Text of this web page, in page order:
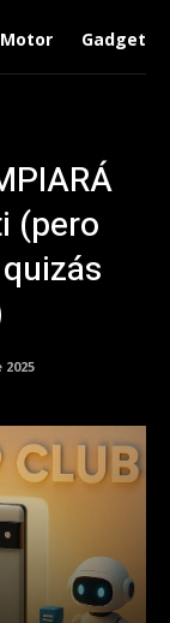
Motor Gadgets
(pero